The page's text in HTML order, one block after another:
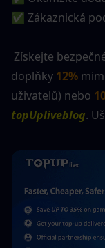
✅ Zákaznická
Získejte
doplňky 12%
uživatelů) nebo
topUpliveblog.